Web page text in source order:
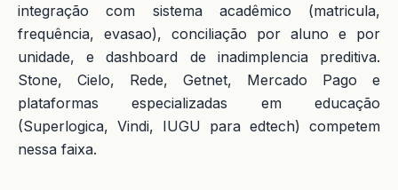
integração com sistema acadêmico (matricula,
frequência, evasao), conciliação por aluno e por
unidade, e dashboard de inadimplencia preditiva.
Stone, Cielo, Rede, Getnet, Mercado Pago e
plataformas especializadas em educação
(Superlogica, Vindi, IUGU para edtech) competem
nessa faixa.